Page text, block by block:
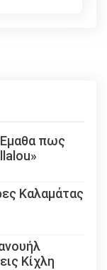
πως
Καλαμάτας
Κίχλη